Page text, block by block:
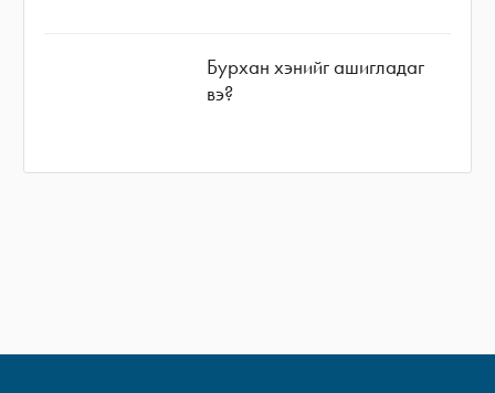
Бурхан хэнийг ашигладаг
вэ?